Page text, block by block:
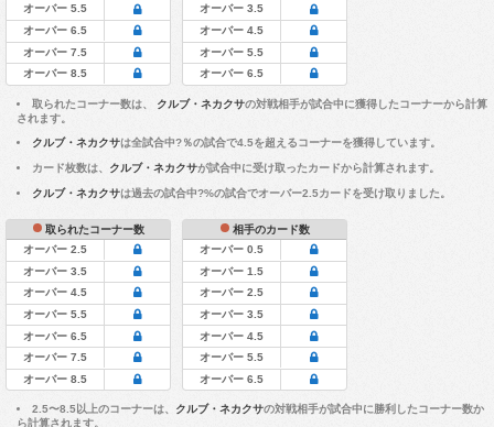
オーバー 5.5
オーバー 6.5
オーバー 7.5
オーバー 8.5
オーバー 3.5
オーバー 4.5
オーバー 5.5
オーバー 6.5
取られたコーナー数は、 クルブ・ネカクサの対戦相手が試合中に獲得したコーナーから計算
されます。
クルブ・ネカクサは全試合中?％の試合で4.5を超えるコーナーを獲得しています。
カード枚数は、 クルブ・ネカクサが試合中に受け取ったカードから計算されます。
クルブ・ネカクサは過去の試合中?%の試合でオーバー2.5カードを受け取りました。
取られたコーナー数
オーバー 2.5
オーバー 3.5
オーバー 4.5
オーバー 5.5
オーバー 6.5
オーバー 7.5
オーバー 8.5
相手のカード数
オーバー 0.5
オーバー 1.5
オーバー 2.5
オーバー 3.5
オーバー 4.5
オーバー 5.5
オーバー 6.5
2.5〜8.5以上のコーナーは、 クルブ・ネカクサの対戦相手が試合中に勝利したコーナー数か
ら計算されます。